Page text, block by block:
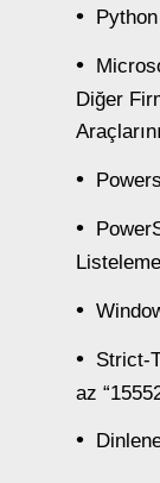
Diğer
Strict-
az